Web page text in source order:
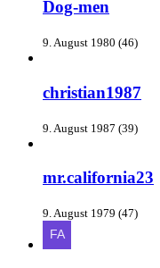
Dog-men
9. August 1980 (46)
christian1987
9. August 1987 (39)
mr.california23
9. August 1979 (47)